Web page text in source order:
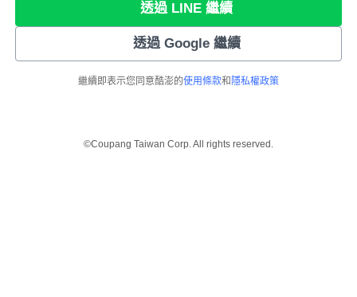
透過 LINE 繼續
透過 Google 繼續
繼續即表示您同意酷澎的使用條款和 隱私權政策
©Coupang Taiwan Corp. All rights reserved.